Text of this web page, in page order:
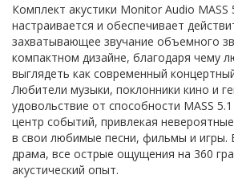
Комплект акустики Monitor Audio MASS
настраивается и обеспечивает
захватывающее звучание объемного
компактном дизайне, благодаря чему
выглядеть как современный
Любители музыки, поклонники кино и
удовольствие от способности MASS
центр событий, привлекая
в свои любимые песни, фильмы и игры.
драма, все острые ощущения на 360
акустический опыт.